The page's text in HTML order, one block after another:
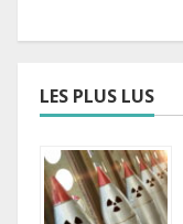
LES PLUS LUS